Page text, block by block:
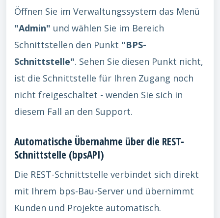
Öffnen Sie im Verwaltungssystem das Menü
"Admin" und wählen Sie im Bereich
Schnittstellen den Punkt "BPS-
Schnittstelle". Sehen Sie diesen Punkt nicht,
ist die Schnittstelle für Ihren Zugang noch
nicht freigeschaltet - wenden Sie sich in
diesem Fall an den Support.
Automatische Übernahme über die REST-
Schnittstelle (bpsAPI)
Die REST-Schnittstelle verbindet sich direkt
mit Ihrem bps-Bau-Server und übernimmt
Kunden und Projekte automatisch.